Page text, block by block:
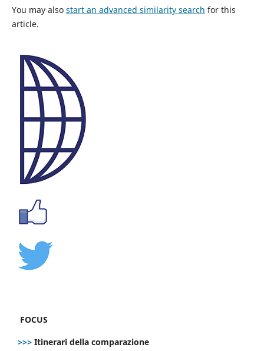
You may also start an advanced similarity search for this
article.
FOCUS
>>> Itinerari della comparazione